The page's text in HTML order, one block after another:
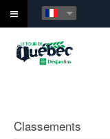
Classements